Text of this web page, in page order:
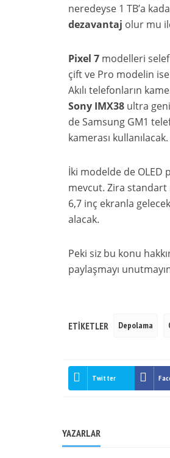
neredeyse 1 TB’a
dezavantaj olur mu
Pixel 7 modelleri
çift ve Pro modelin ise
Akılı telefonların
Sony IMX38 ultra
de Samsung GM1
kamerası kullanılacak.
İki modelde de OLED
mevcut. Zira standart
6,7 inç ekranla
alacak.
Peki siz bu konu
paylaşmayı
ETIKETLER Depolama
Twitter
YAZARLAR